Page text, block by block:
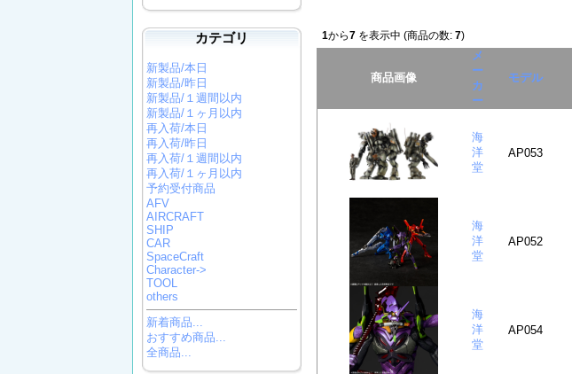
カテゴリ
新製品/本日
新製品/昨日
新製品/１週間以内
新製品/１ヶ月以内
再入荷/本日
再入荷/昨日
再入荷/１週間以内
再入荷/１ヶ月以内
予約受付商品
AFV
AIRCRAFT
SHIP
CAR
SpaceCraft
Character->
TOOL
others
新着商品...
おすすめ商品...
全商品...
1から7 を表示中 (商品の数: 7)
商品画像
メ
ー
カ
ー
モデル
海
洋
堂
AP053
海
洋
堂
AP052
海
洋
堂
AP054